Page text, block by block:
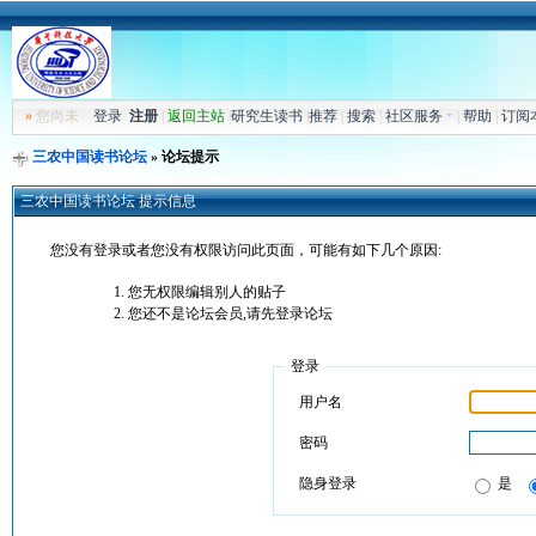
»您尚未 登录 注册| 返回主站| 研究生读书| 推荐| 搜索| 社区服务 帮助 订阅
三农中国读书论坛» 论坛提示
三农中国读书论坛 提示信息
您没有登录或者您没有权限访问此页面，可能有如下几个原因:
您无权限编辑别人的贴子
您还不是论坛会员,请先登录论坛
登录
用户名
密码
隐身登录 是